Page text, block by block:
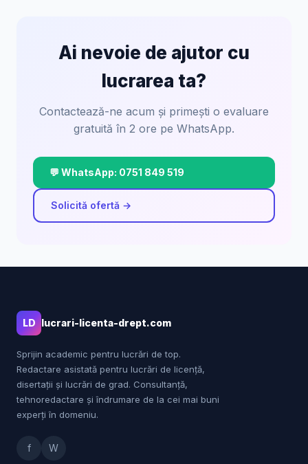
Ai nevoie de ajutor cu
lucrarea ta?
Contactează-ne acum și primești o evaluare
gratuită în 2 ore pe WhatsApp.
💬 WhatsApp: 0751 849 519
Solicită ofertă →
LD lucrari-licenta-drept.com
Sprijin academic pentru lucrări de top.
Redactare asistată pentru lucrări de licență,
disertații și lucrări de grad. Consultanță,
tehnoredactare și îndrumare de la cei mai buni
experți în domeniu.
f W